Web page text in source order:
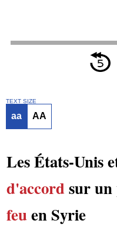
TEXT SIZE
aa AA
Les États-Unis
d'accordsur un
feuen Syrie